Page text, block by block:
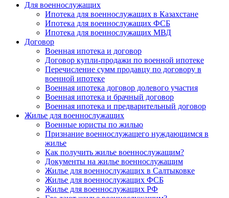
Для военнослужащих
Ипотека для военнослужащих в Казахстане
Ипотека для военнослужащих ФСБ
Ипотека для военнослужащих МВД
Договор
Военная ипотека и договор
Договор купли-продажи по военной ипотеке
Перечисление сумм продавцу по договору в
военной ипотеке
Военная ипотека договор долевого участия
Военная ипотека и брачный договор
Военная ипотека и предварительный договор
Жилье для военнослужащих
Военные юристы по жилью
Признание военнослужащего нуждающимся в
жилье
Как получить жилье военнослужащим?
Документы на жилье военнослужащим
Жилье для военнослужащих в Салтыковке
Жилье для военнослужащих ФСБ
Жилье для военнослужащих РФ